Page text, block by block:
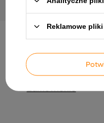
Zamówienie
Reklamowe